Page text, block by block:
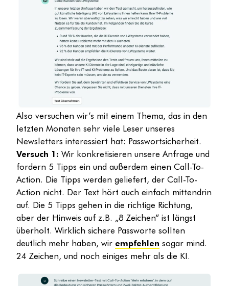
Also versuchen wir’s mit einem Thema, das in den
letzten Monaten sehr viele Leser unseres
Newsletters interessiert hat: Passwortsicherheit.
Versuch 1: Wir konkretisieren unsere Anfrage und
fordern 5 Tipps ein und außerdem einen Call-To-
Action. Die Tipps werden geliefert, der Call-To-
Action nicht. Der Text hört auch einfach mittendrin
auf. Die 5 Tipps gehen in die richtige Richtung,
aber der Hinweis auf z.B. „8 Zeichen“ ist längst
überholt. Wirklich sichere Passworte sollten
deutlich mehr haben, wir empfehlen sogar mind.
24 Zeichen, und noch einiges mehr als die KI.